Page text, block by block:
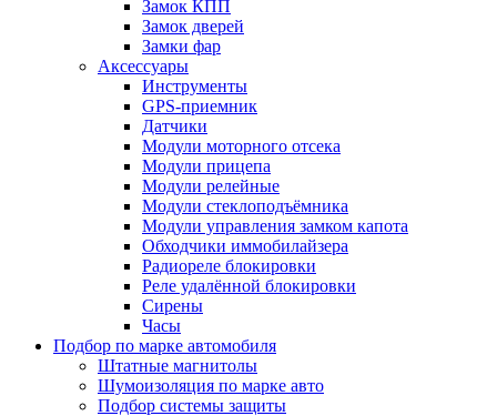
Замок КПП
Замок дверей
Замки фар
Аксессуары
Инструменты
GPS-приемник
Датчики
Модули моторного отсека
Модули прицепа
Модули релейные
Модули стеклоподъёмника
Модули управления замком капота
Обходчики иммобилайзера
Радиореле блокировки
Реле удалённой блокировки
Сирены
Часы
Подбор по марке автомобиля
Штатные магнитолы
Шумоизоляция по марке авто
Подбор системы защиты